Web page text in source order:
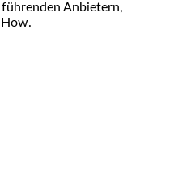
Anbietern,